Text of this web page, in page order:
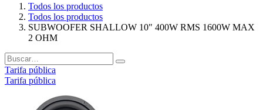
Todos los productos
Todos los productos
SUBWOOFER SHALLOW 10" 400W RMS 1600W MAX
2 OHM
Tarifa pública
Tarifa pública